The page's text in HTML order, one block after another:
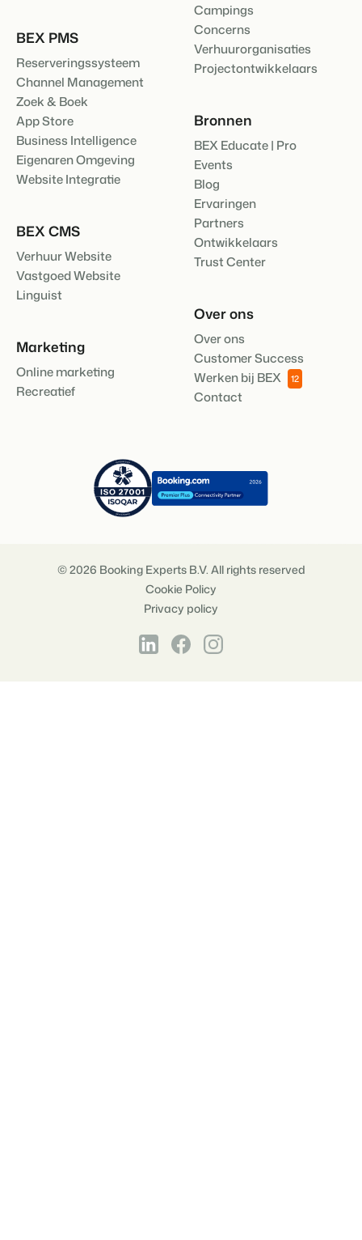
BEX PMS
Reserveringssysteem
Channel Management
Zoek & Boek
App Store
Business Intelligence
Eigenaren Omgeving
Website Integratie
BEX CMS
Verhuur Website
Vastgoed Website
Linguist
Marketing
Online marketing
Recreatief
Campings
Concerns
Verhuurorganisaties
Projectontwikkelaars
Bronnen
BEX Educate | Pro
Events
Blog
Ervaringen
Partners
Ontwikkelaars
Trust Center
Over ons
Over ons
Customer Success
Werken bij BEX
12
Contact
© 2026 Booking Experts B.V. All rights reserved
Cookie Policy
Privacy policy